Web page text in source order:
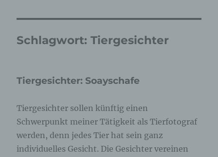
Schlagwort:Tiergesichter
Tiergesichter: Soayschafe
Tiergesichter sollen künftig einen
Schwerpunkt meiner Tätigkeit als Tierfotograf
werden, denn jedes Tier hat sein ganz
individuelles Gesicht. Die Gesichter vereinen